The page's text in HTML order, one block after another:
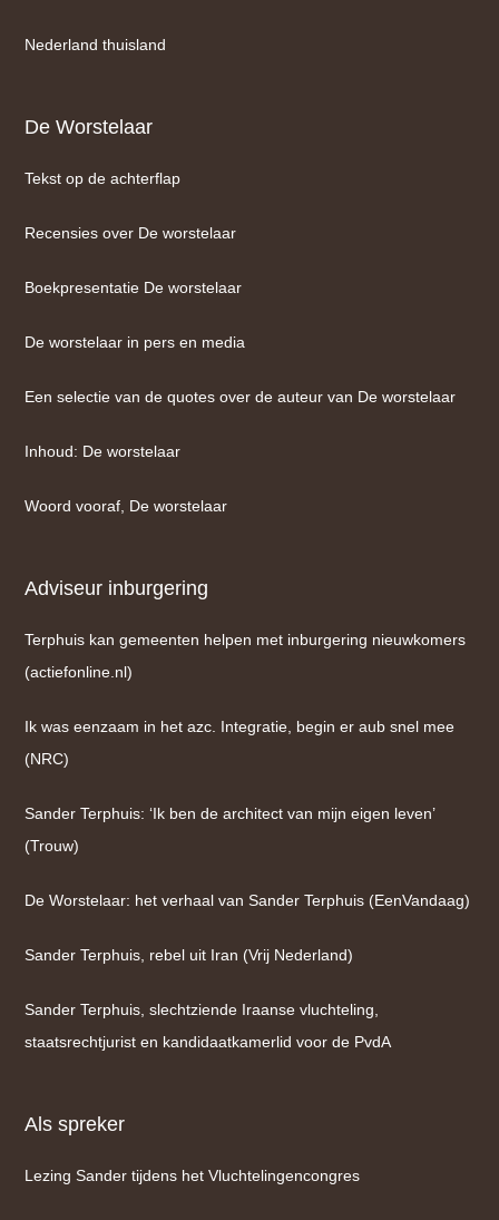
Nederland thuisland
De Worstelaar
Tekst op de achterflap
Recensies over De worstelaar
Boekpresentatie De worstelaar
De worstelaar in pers en media
Een selectie van de quotes over de auteur van De worstelaar
Inhoud: De worstelaar
Woord vooraf, De worstelaar
Adviseur inburgering
Terphuis kan gemeenten helpen met inburgering nieuwkomers
(actiefonline.nl)
Ik was eenzaam in het azc. Integratie, begin er aub snel mee
(NRC)
Sander Terphuis: ‘Ik ben de architect van mijn eigen leven’
(Trouw)
De Worstelaar: het verhaal van Sander Terphuis (EenVandaag)
Sander Terphuis, rebel uit Iran (Vrij Nederland)
Sander Terphuis, slechtziende Iraanse vluchteling,
staatsrechtjurist en kandidaatkamerlid voor de PvdA
Als spreker
Lezing Sander tijdens het Vluchtelingencongres